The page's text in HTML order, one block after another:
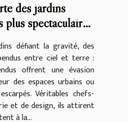
des jardins
plus spectaculaires
défiant la gravité, des
entre ciel et terre :
offrent une évasion
des espaces urbains ou
Véritables chefs-
et de design, ils attirent
à la...